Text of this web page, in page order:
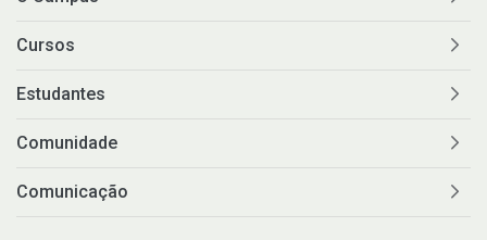
Cursos
Estudantes
Comunidade
Comunicação